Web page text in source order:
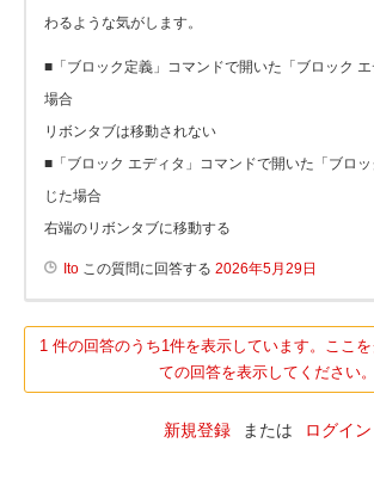
わるような気がします。
■「ブロック定義」コマンドで開いた「ブロック
場合
リボンタブは移動されない
■「ブロック エディタ」コマンドで開いた「ブロ
じた場合
右端のリボンタブに移動する
Ito この質問に回答する 2026年5月29日
1 件の回答のうち1件を表示しています。ここ
ての回答を表示してください。
新規登録 または ログイン